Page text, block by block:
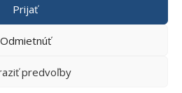
Prijať
Odmietnúť
predvoľby